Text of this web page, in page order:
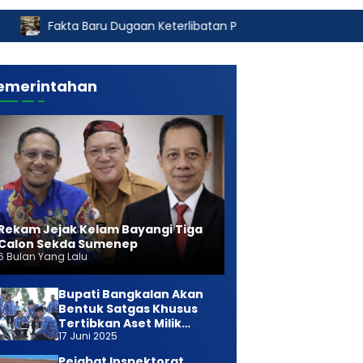
Dugaan Keterlibatan Pidkor Polres Sumenep dalam Korupsi
Jejak Kelam Bayangi Tiga
Sekda Sumenep
Bulan Yang Lalu
Bupati Bangkalan Akan
Bentuk Satgas Khusus
Tertibkan Aset Milik
Daerah
17 Juni 2025